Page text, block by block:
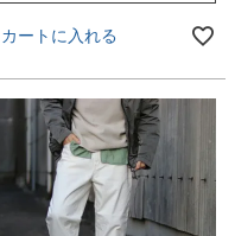
カートに入れる